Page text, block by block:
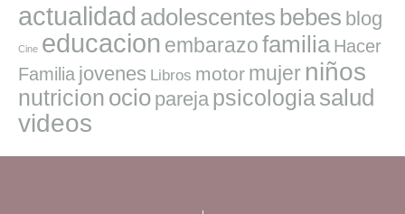
actualidad adolescentes bebes blog
Cine educacion embarazofamilia Hacer
Familia jovenes Libros motor mujer niños
nutricion ocio pareja psicologiasalud
videos